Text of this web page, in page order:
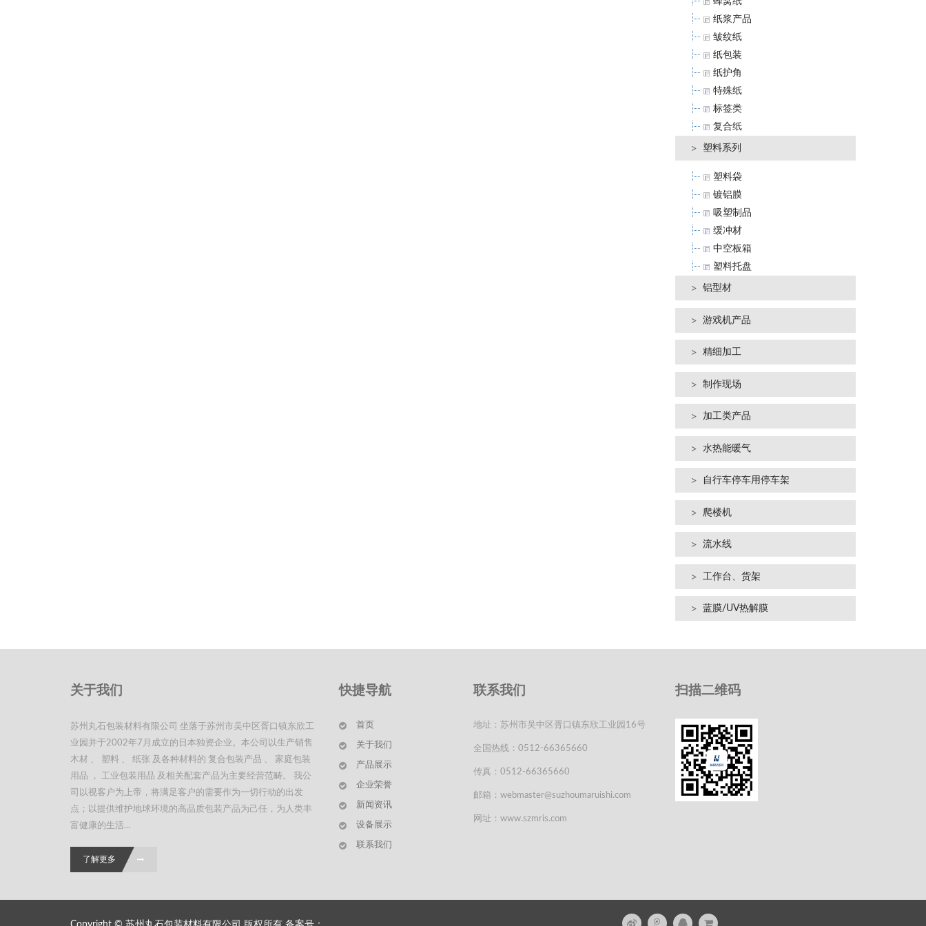
纸浆产品
皱纹纸
纸包装
纸护角
特殊纸
标签类
复合纸
塑料系列
塑料袋
镀铝膜
吸塑制品
缓冲材
中空板箱
塑料托盘
铝型材
游戏机产品
精细加工
制作现场
加工类产品
水热能暖气
自行车停车用停车架
爬楼机
流水线
工作台、货架
蓝膜/UV热解膜
关于我们
苏州丸石包装材料有限公司 坐落于苏州市吴中区胥口镇东欣工
业园并于2002年7月成立的日本独资企业。本公司以生产销售
木材 、 塑料 、 纸张 及各种材料的 复合包装产品 、 家庭包装
用品 ， 工业包装用品 及相关配套产品为主要经营范畴。 我公
司以视客户为上帝，将满足客户的需要作为一切行动的出发
点；以提供维护地球环境的高品质包装产品为己任，为人类丰
富健康的生活...
了解更多
快捷导航
首页
关于我们
产品展示
企业荣誉
新闻资讯
设备展示
联系我们
联系我们
地址：苏州市吴中区胥口镇东欣工业园16号
全国热线：0512-66365660
传真：0512-66365660
邮箱：webmaster@suzhoumaruishi.com
网址：www.szmris.com
扫描二维码